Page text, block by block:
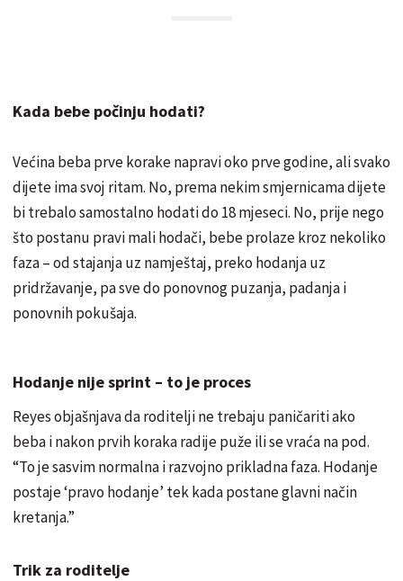
Kada bebe počinju hodati?
Većina beba prve korake napravi oko prve godine, ali svako
dijete ima svoj ritam. No, prema nekim smjernicama dijete
bi trebalo samostalno hodati do 18 mjeseci. No, prije nego
što postanu pravi mali hodači, bebe prolaze kroz nekoliko
faza – od stajanja uz namještaj, preko hodanja uz
pridržavanje, pa sve do ponovnog puzanja, padanja i
ponovnih pokušaja.
Hodanje nije sprint – to je proces
Reyes objašnjava da roditelji ne trebaju paničariti ako
beba i nakon prvih koraka radije puže ili se vraća na pod.
“To je sasvim normalna i razvojno prikladna faza. Hodanje
postaje ‘pravo hodanje’ tek kada postane glavni način
kretanja.”
Trik za roditelje